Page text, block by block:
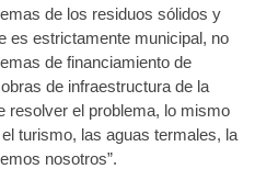
de los residuos sólidos y
es estrictamente municipal, no
de financiamiento de
de infraestructura de la
resolver el problema, lo mismo
turismo, las aguas termales, la
nosotros”.